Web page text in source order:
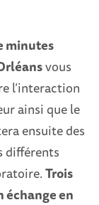
minutes
vous
l’interaction
ainsi que le
ensuite des
différents
Trois
échange en